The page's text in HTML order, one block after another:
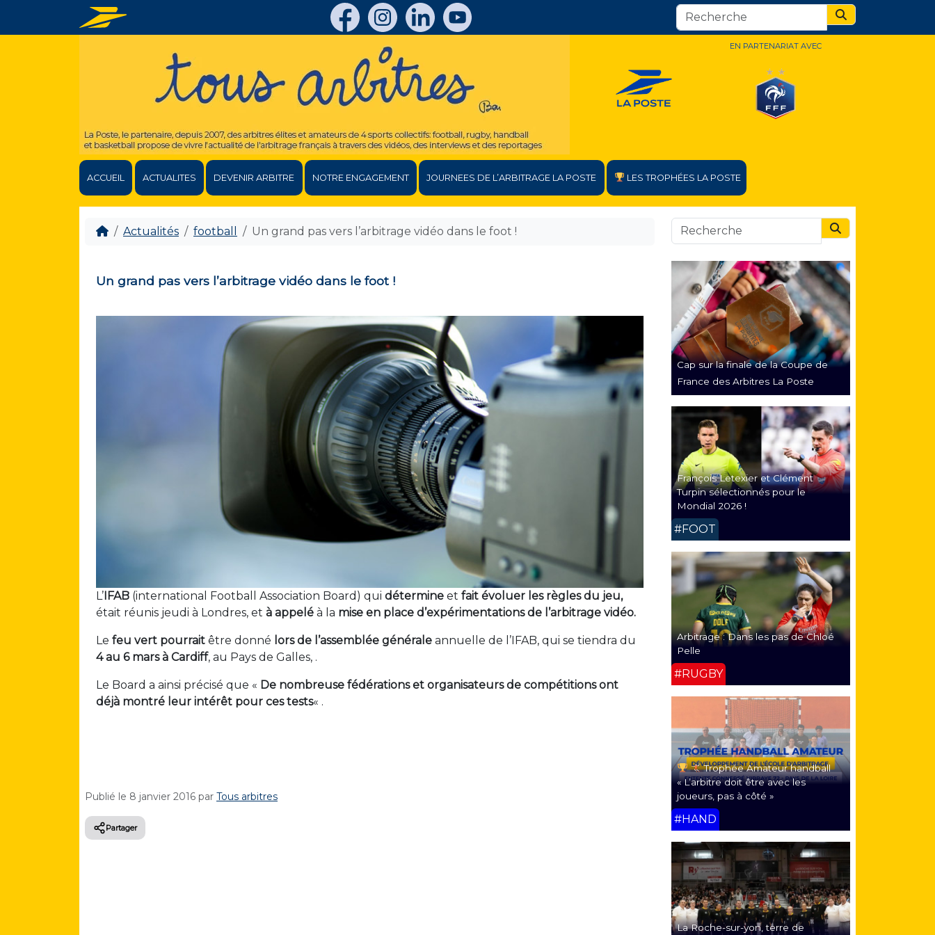
Search
EN PARTENARIAT AVEC
ACCUEIL ACTUALITES DEVENIR ARBITRE NOTRE ENGAGEMENT JOURNEES DE L’ARBITRAGE LA POSTE LES TROPHÉES LA POSTE
Actualités football Un grand pas vers l’arbitrage vidéo dans le foot !
Un grand pas vers l’arbitrage vidéo dans le foot !
L’IFAB (international Football Association Board) qui détermine et fait évoluer les règles du jeu,
était réunis jeudi à Londres, et à appelé à la mise en place d’expérimentations de l’arbitrage vidéo.
Le feu vert pourrait être donné lors de l’assemblée générale annuelle de l’IFAB, qui se tiendra du
4 au 6 mars à Cardiff, au Pays de Galles, .
Le Board a ainsi précisé que « De nombreuse fédérations et organisateurs de compétitions ont
déjà montré leur intérêt pour ces tests« .
Publié le 8 janvier 2016 par Tous arbitres
Partager
Search
Cap sur la finale de la Coupe de
France des Arbitres La Poste
François Letexier et Clément
Turpin sélectionnés pour le
Mondial 2026 !
#FOOT
Arbitrage : Dans les pas de Chloé
Pelle
#RUGBY
Trophée Amateur handball
« L’arbitre doit être avec les
joueurs, pas à côté »
#HAND
La Roche-sur-yon, terre de